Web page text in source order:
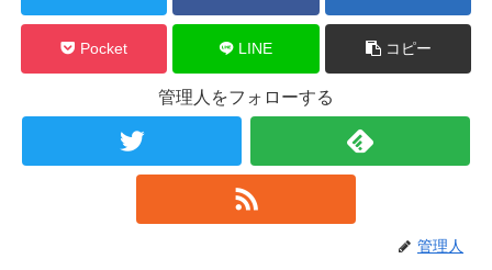
Pocket LINE コピー
管理人をフォローする
管理人